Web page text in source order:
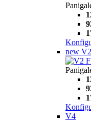
new
V4